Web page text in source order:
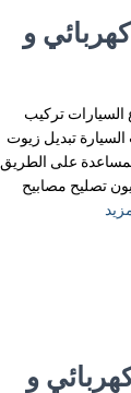
بنشر متنقل الواحة 50805535‬ كهربائي و
السيارات تركيب
تبديل زيوت
على الطريق
تصليح مصابيح
متنقل النعيم 50805535‬ كهربائي و